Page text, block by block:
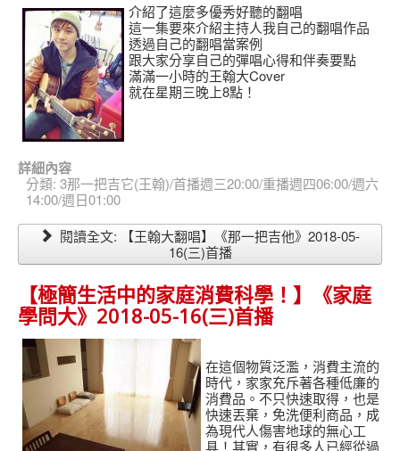
介紹了這麼多優秀好聽的翻唱
這一集要來介紹主持人我自己的翻唱作品
透過自己的翻唱當案例
跟大家分享自己的彈唱心得和伴奏要點
滿滿一小時的王翰大Cover
就在星期三晚上8點！
詳細內容
分類: 3那一把吉它(王翰)/首播週三20:00/重播週四06:00/週六
14:00/週日01:00
閱讀全文: 【王翰大翻唱】《那一把吉他》2018-05-
16(三)首播
【極簡生活中的家庭消費科學！】《家庭
學問大》2018-05-16(三)首播
在這個物質泛濫，消費主流的
時代，家家充斥著各種低廉的
消費品。不只快速取得，也是
快速丟棄，免洗便利商品，成
為現代人傷害地球的無心工
具！其實，有很多人已經從過